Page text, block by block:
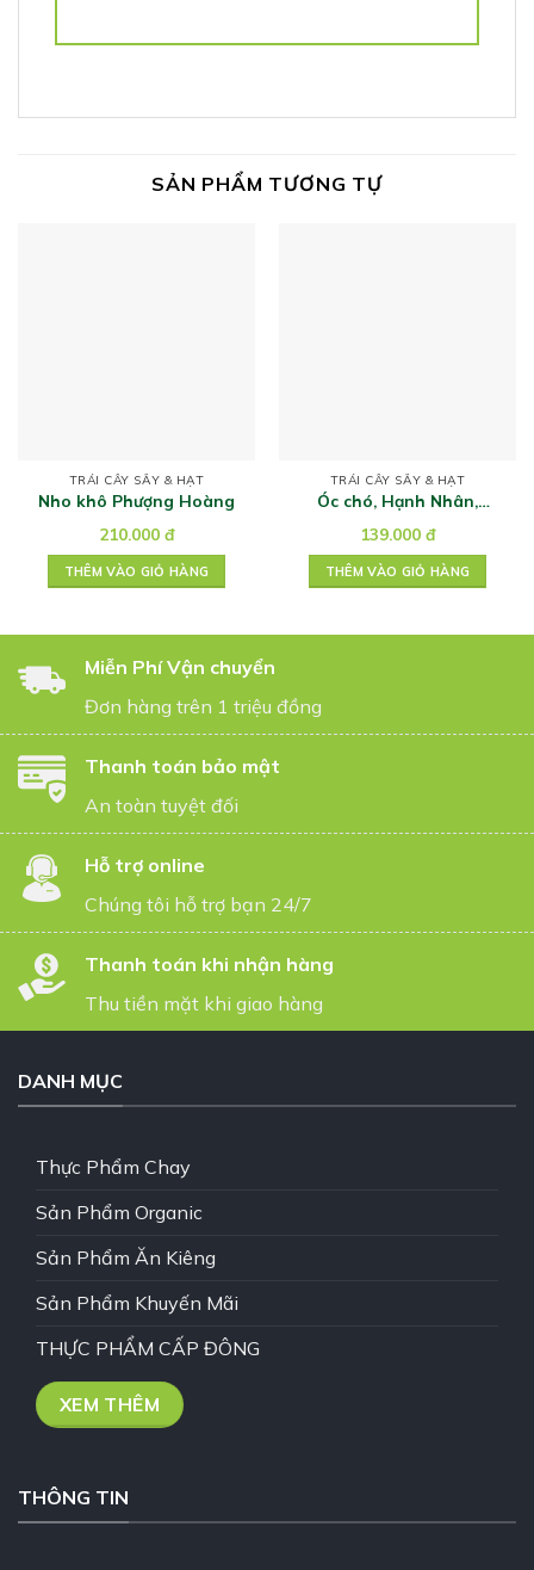
SẢN PHẨM TƯƠNG TỰ
TRÁI CÂY SẤY & HẠT
Nho khô Phượng Hoàng
210.000 đ
THÊM VÀO GIỎ HÀNG
TRÁI CÂY SẤY & HẠT
Óc chó, Hạnh Nhân,
organic (240g)
139.000 đ
THÊM VÀO GIỎ HÀNG
Miễn Phí Vận chuyển
Đơn hàng trên 1 triệu đồng
Thanh toán bảo mật
An toàn tuyệt đối
Hỗ trợ online
Chúng tôi hỗ trợ bạn 24/7
Thanh toán khi nhận hàng
Thu tiền mặt khi giao hàng
DANH MỤC
Thực Phẩm Chay
Sản Phẩm Organic
Sản Phẩm Ăn Kiêng
Sản Phẩm Khuyến Mãi
THỰC PHẨM CẤP ĐÔNG
XEM THÊM
THÔNG TIN